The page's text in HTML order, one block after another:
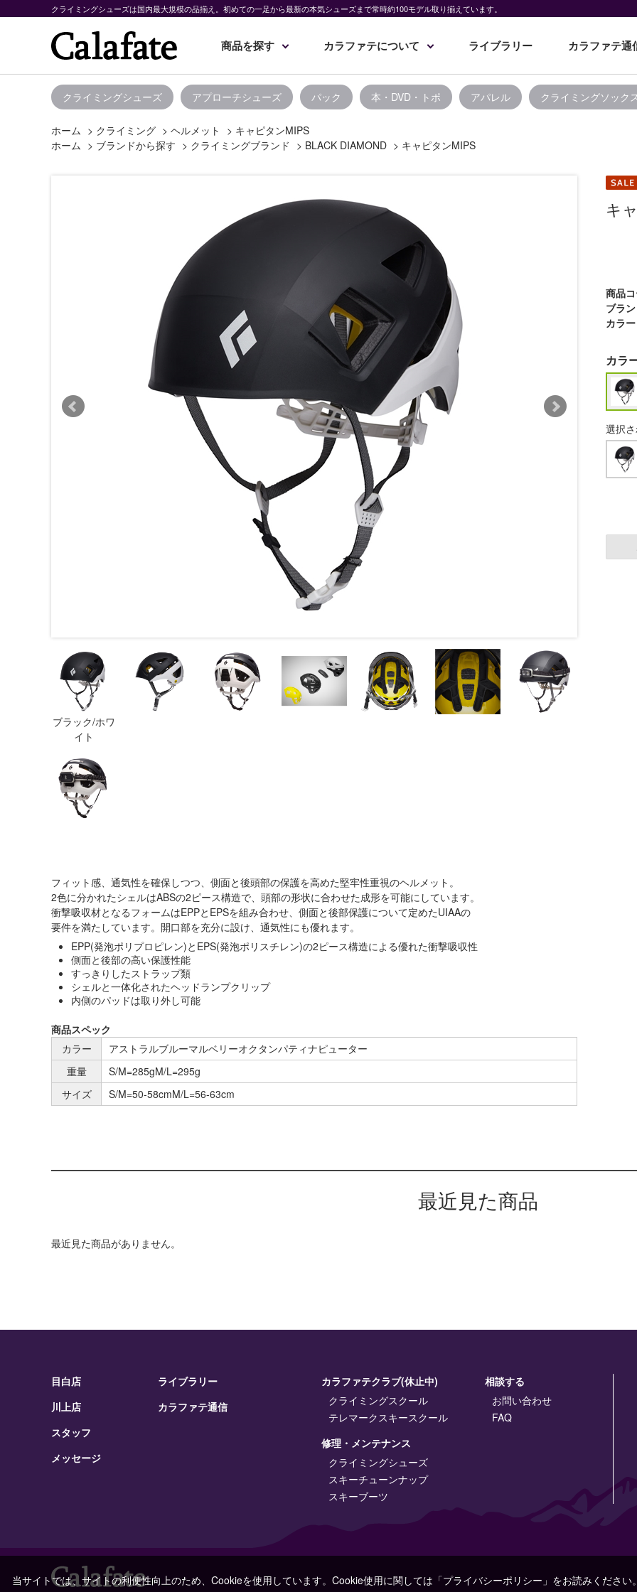
クライミングシューズは国内最大規模の品揃え。初めての一足から最新の本気シューズまで常時約100モデル取り揃えています。
商品を探す カラファテについて ライブラリー カラファテ通
クライミングシューズ アプローチシューズ パック 本・DVD・トポ アパレル クライミングソック
ホーム > クライミング > ヘルメット > キャピタンMIPS
ホーム > ブランドから探す > クライミングブランド > BLACK DIAMOND > キャピタンMIPS
ブラック/ホワ
イト
フィット感、通気性を確保しつつ、側面と後頭部の保護を高めた堅牢性重視のヘルメット。
2色に分かれたシェルはABSの2ピース構造で、頭部の形状に合わせた成形を可能にしています。
衝撃吸収材となるフォームはEPPとEPSを組み合わせ、側面と後部保護について定めたUIAAの
要件を満たしています。開口部を充分に設け、通気性にも優れます。
EPP(発泡ポリプロピレン)とEPS(発泡ポリスチレン)の2ピース構造による優れた衝撃吸収性
側面と後部の高い保護性能
すっきりしたストラップ類
シェルと一体化されたヘッドランプクリップ
内側のパッドは取り外し可能
商品スペック
カラー
アストラルブルーマルベリーオクタンパティナピューター
重量
S/M=285gM/L=295g
サイズ
S/M=50-58cmM/L=56-63cm
キ
商品
ブラ
カラー
カラ
選択
最近見た商品
最近見た商品がありません。
目白店
川上店
スタッフ
メッセージ
ライブラリー
カラファテ通信
カラファテクラブ(休止中)
クライミングスクール
テレマークスキースクール
修理・メンテナンス
クライミングシューズ
スキーチューンナップ
スキーブーツ
相談する
お問い合わせ
FAQ
当サイトでは、サイトの利便性向上のため、Cookieを使用しています。Cookie使用に関しては「プライバシーポリシー」をお読みください。